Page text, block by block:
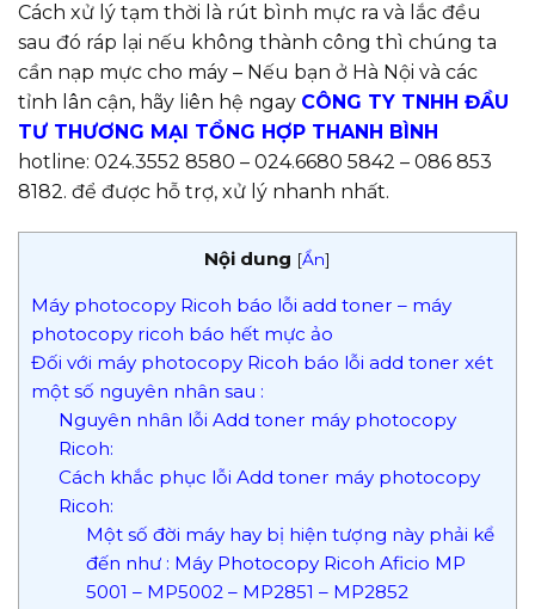
Cách xử lý tạm thời là rút bình mực ra và lắc đều
sau đó ráp lại nếu không thành công thì chúng ta
cần nạp mực cho máy – Nếu bạn ở Hà Nội và các
tỉnh lân cận, hãy liên hệ ngay CÔNG TY TNHH ĐẦU
TƯ THƯƠNG MẠI TỔNG HỢP THANH BÌNH
hotline: 024.3552 8580 – 024.6680 5842 – 086 853
8182. để được hỗ trợ, xử lý nhanh nhất.
Nội dung [Ẩn]
Máy photocopy Ricoh báo lỗi add toner – máy
photocopy ricoh báo hết mực ảo
Đối với máy photocopy Ricoh báo lỗi add toner xét
một số nguyên nhân sau :
Nguyên nhân lỗi Add toner máy photocopy
Ricoh:
Cách khắc phục lỗi Add toner máy photocopy
Ricoh:
Một số đời máy hay bị hiện tượng này phải kể
đến như : Máy Photocopy Ricoh Aficio MP
5001 – MP5002 – MP2851 – MP2852